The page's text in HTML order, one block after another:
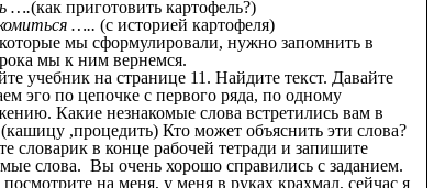
….(как приготовить картофель?)
….. (с историей картофеля)
мы сформулировали, нужно запомнить в
мы к ним вернемся.
учебник на странице 11. Найдите текст. Давайте
эго по цепочке с первого ряда, по одному
Какие незнакомые слова встретились вам в
(кашицу ,процедить) Кто может объяснить эти слова?
словарик в конце рабочей тетради и запишите
слова. Вы очень хорошо справились с заданием.
посмотрите на меня, у меня в руках крахмал, сейчас я